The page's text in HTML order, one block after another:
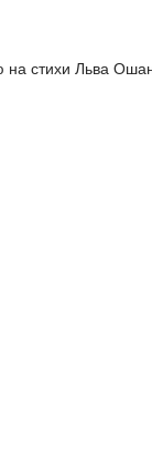
на стихи Льва